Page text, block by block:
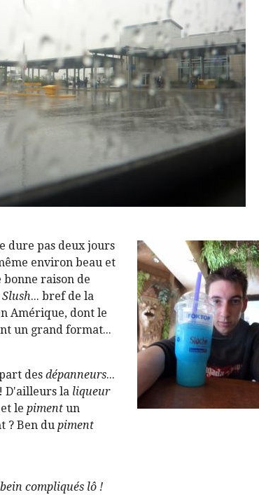
dure pas deux jours
environ beau et
bonne raison de
Slush... bref de la
Amérique, dont le
un grand format...
desdépanneurs...
D'ailleurs la liqueur
et lepiment un
? Ben dupiment
compliqués lô !